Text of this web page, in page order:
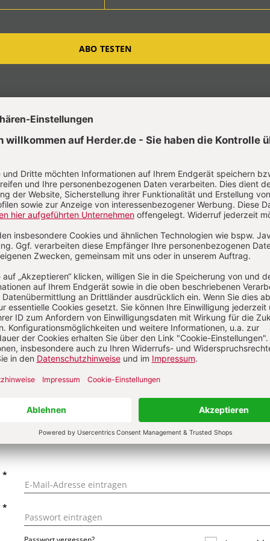
ABO TESTEN
Engelsberger
Engelsberger, geb. 1948, Autor mehrerer Kreuz-Bücher, ist
in Wiesloch bei Heidelberg.
über Ihren Kommentar
Als Gast kommentieren
*
*